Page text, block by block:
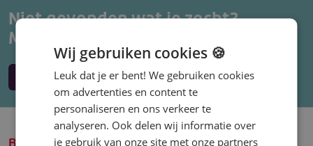
Niet gevonden wat je zocht?
Maak een vacature alert aan.
Maak een alert
Wij gebruiken cookies 🍪
Leuk dat je er bent! We gebruiken cookies
om advertenties en content te
personaliseren en ons verkeer te
analyseren. Ook delen wij informatie over
je gebruik van onze site met onze partners